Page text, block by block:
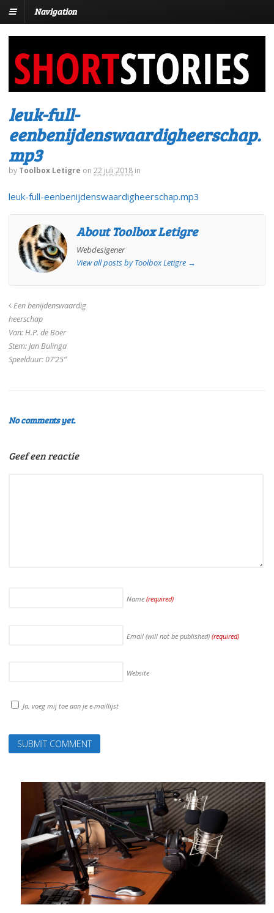
Navigation
leuk-full-
eenbenijdenswaardigheerschap.
mp3
by Toolbox Letigre on 22 juli 2018 in
leuk-full-eenbenijdenswaardigheerschap.mp3
About Toolbox Letigre
Webdesigener
View all posts by Toolbox Letigre →
Een benijdenswaardig
heerschap
Van: H.P. de Boer
Stem: Jan Bulinga
Speelduur: 07’25”
No comments yet.
Geef een reactie
Name (required)
Email (will not be published) (required)
Website
Ja, voeg mij toe aan je e-maillijst